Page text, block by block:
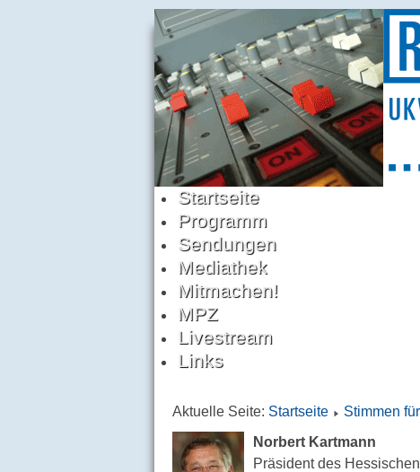
Startseite
Programm
Sendungen
Mediathek
Mitmachen!
MPZ
Livestream
Links
Aktuelle Seite: Startseite Stimmen
Norbert Kartmann
Präsident des